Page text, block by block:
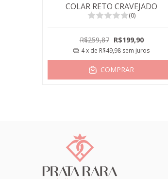
COLAR RETO CRAVEJADO
(0)
R$259,87 R$199,90
4x de R$49,98 sem juros
COMPRAR